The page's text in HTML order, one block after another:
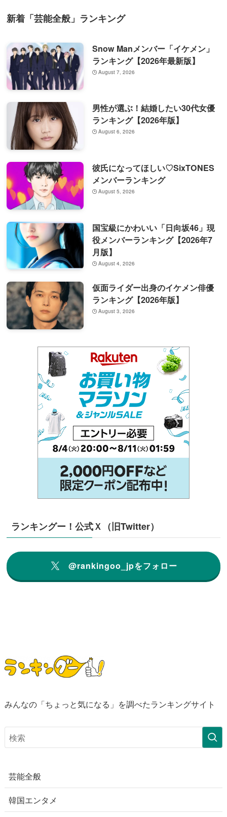
新着「芸能全般」ランキング
Snow Manメンバー「イケメン」
ランキング【2026年最新版】
August 7, 2026
男性が選ぶ！結婚したい30代女優
ランキング【2026年版】
August 6, 2026
彼氏になってほしい♡SixTONES
メンバーランキング
August 5, 2026
国宝級にかわいい「日向坂46」現
役メンバーランキング【2026年7
月版】
August 4, 2026
仮面ライダー出身のイケメン俳優
ランキング【2026年版】
August 3, 2026
ランキングー！公式Ｘ（旧Twitter）
@rankingoo_jpをフォロー
みんなの「ちょっと気になる」を調べたランキングサイト
芸能全般
韓国エンタメ